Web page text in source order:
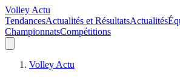
Volley Actu
TendancesActualités et RésultatsActualités
ChampionnatsCompétitions
Volley Actu